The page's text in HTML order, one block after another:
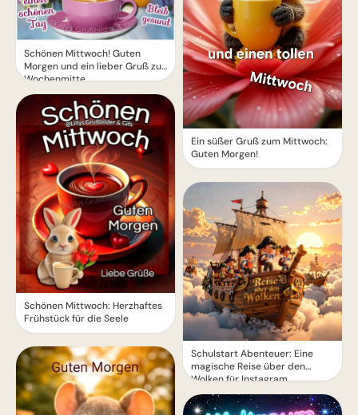
Schönen Mittwoch! Guten
Morgen und ein lieber Gruß zur
Wochenmitte
Schönen Mittwoch: Herzhaftes
Frühstück für die Seele
Ein süßer Gruß zum Mittwoch:
Guten Morgen!
Schulstart Abenteuer: Eine
magische Reise über den
Wolken für Instagram